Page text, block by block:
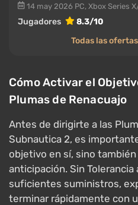
14 may 2026 PC, Xbox Series
Jugadores
8.3/10
Todas las
Cómo Activar el
Plumas de Renacuajo
Antes de dirigirte a las
Subnautica 2, es
objetivo en sí, sino
anticipación. Sin Tolerancia
suficientes suministros,
terminar rápidamente con